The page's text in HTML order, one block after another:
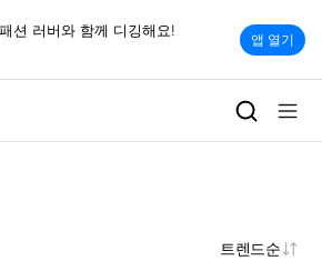
션 러버와 함께 디깅해요!
앱 열기
트렌드순